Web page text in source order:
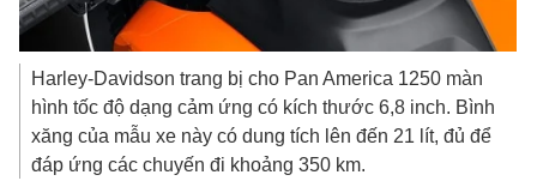
Harley-Davidson trang bị cho Pan America 1250 màn
hình tốc độ dạng cảm ứng có kích thước 6,8 inch. Bình
xăng của mẫu xe này có dung tích lên đến 21 lít, đủ để
đáp ứng các chuyến đi khoảng 350 km.